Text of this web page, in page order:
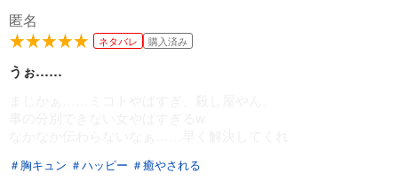
匿名
ネタバレ 購入済み
うぉ……
＃胸キュン ＃ハッピー ＃癒やされる